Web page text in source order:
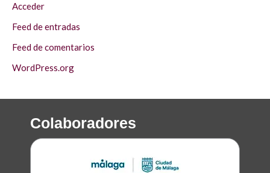
Acceder
Feed de entradas
Feed de comentarios
WordPress.org
Colaboradores